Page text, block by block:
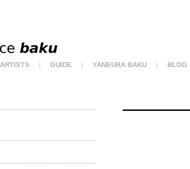
ARTISTS GUIDE YANEURA BAKU BLOG